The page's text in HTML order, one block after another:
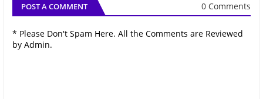
POST A COMMENT 0 Comments
* Please Don't Spam Here. All the Comments are Reviewed
by Admin.